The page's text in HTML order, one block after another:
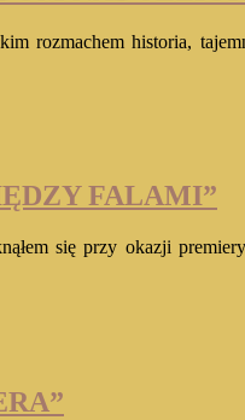
rozmachem historia,
FALAMI”
się przy okazji